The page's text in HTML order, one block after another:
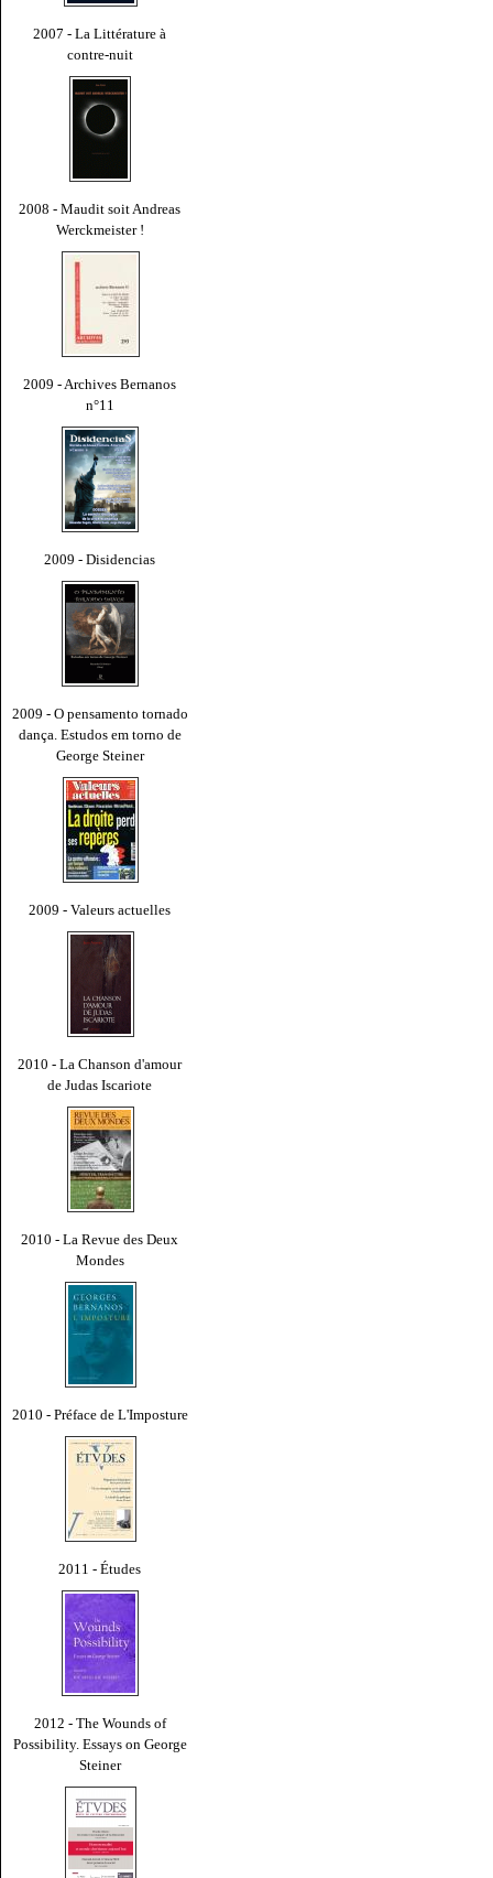
2007 - La Littérature à
contre-nuit
2008 - Maudit soit Andreas
Werckmeister !
2009 - Archives Bernanos
n°11
2009 - Disidencias
2009 - O pensamento tornado
dança. Estudos em torno de
George Steiner
2009 - Valeurs actuelles
2010 - La Chanson d'amour
de Judas Iscariote
2010 - La Revue des Deux
Mondes
2010 - Préface de L'Imposture
2011 - Études
2012 - The Wounds of
Possibility. Essays on George
Steiner